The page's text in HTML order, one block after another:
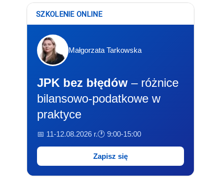
SZKOLENIE ONLINE
Małgorzata Tarkowska
JPK bez błędów – różnice
bilansowo-podatkowe w
praktyce
📅 11-12.08.2026 r.🕐 9:00-15:00
Zapisz się